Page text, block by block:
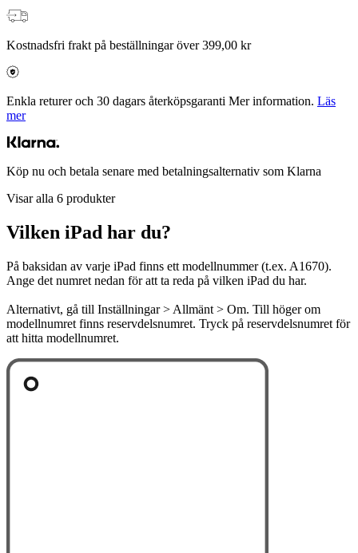
Kostnadsfri frakt på beställningar över 399,00 kr
Enkla returer och 30 dagars återköpsgaranti Mer information. Läs
mer
Köp nu och betala senare med betalningsalternativ som Klarna
Visar alla 6 produkter
Vilken iPad har du?
På baksidan av varje iPad finns ett modellnummer (t.ex. A1670).
Ange det numret nedan för att ta reda på vilken iPad du har.
Alternativt, gå till Inställningar > Allmänt > Om. Till höger om
modellnumret finns reservdelsnumret. Tryck på reservdelsnumret för
att hitta modellnumret.